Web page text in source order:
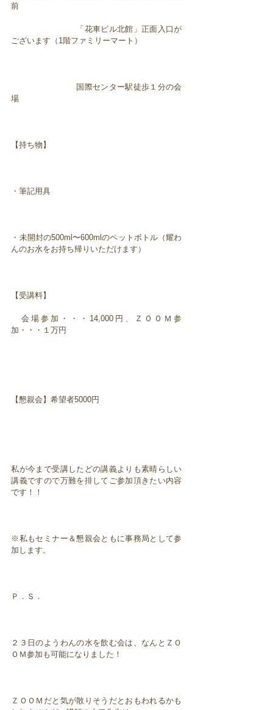
前
「花車ビル北館」正面入口が
ございます（1階ファミリーマート）
国際センター駅徒歩１分の会
場
【持ち物】
・筆記用具
・未開封の500ml〜600mlのペットボトル（耀わ
んのお水をお持ち帰りいただけます）
【受講料】
会場参加・・・14,000円、ＺＯＯＭ参
加・・・１万円
【懇親会】希望者5000円
私が今まで受講したどの講義よりも素晴らしい
講義ですので万難を排してご参加頂きたい内容
です！！
※私もセミナー＆懇親会ともに事務局として参
加します。
Ｐ．Ｓ．
２３日のようわんの水を飲む会は、なんとＺＯ
ＯＭ参加も可能になりました！
ＺＯＯＭだと気が散りそうだとおもわれるかも